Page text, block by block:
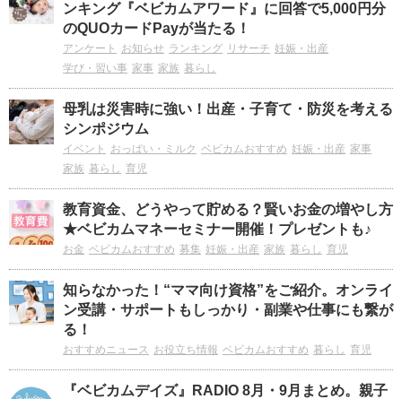
ンキング『ベビカムアワード』に回答で5,000円分
のQUOカードPayが当たる！
アンケート お知らせ ランキング リサーチ 妊娠・出産
学び・習い事 家事 家族 暮らし
母乳は災害時に強い！出産・子育て・防災を考える
シンポジウム
イベント おっぱい・ミルク ベビカムおすすめ 妊娠・出産 家事
家族 暮らし 育児
教育資金、どうやって貯める？賢いお金の増やし方
★ベビカムマネーセミナー開催！プレゼントも♪
お金 ベビカムおすすめ 募集 妊娠・出産 家族 暮らし 育児
知らなかった！“ママ向け資格”をご紹介。オンライ
ン受講・サポートもしっかり・副業や仕事にも繋が
る！
おすすめニュース お役立ち情報 ベビカムおすすめ 暮らし 育児
『ベビカムデイズ』RADIO 8月・9月まとめ。親子